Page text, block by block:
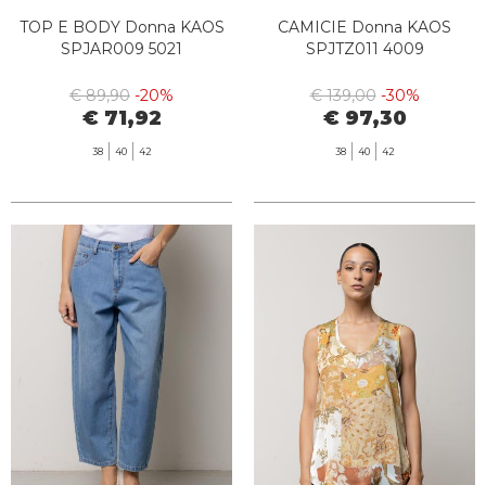
TOP E BODY Donna KAOS
SPJAR009 5021
€ 89,90 -20%
€ 71,92
38 40 42
CAMICIE Donna KAOS
SPJTZ011 4009
€ 139,00 -30%
€ 97,30
38 40 42